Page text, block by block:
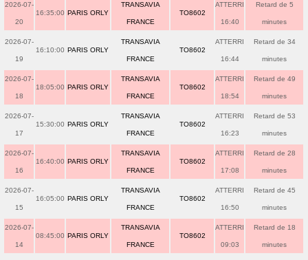
2026-07-
20
16:35:00 PARIS ORLY
TRANSAVIA
FRANCE
TO8602
ATTERRI
16:40
Retard de 5
minutes
2026-07-
19
16:10:00 PARIS ORLY
TRANSAVIA
FRANCE
TO8602
ATTERRI
16:44
Retard de 34
minutes
2026-07-
18
18:05:00 PARIS ORLY
TRANSAVIA
FRANCE
TO8602
ATTERRI
18:54
Retard de 49
minutes
2026-07-
17
15:30:00 PARIS ORLY
TRANSAVIA
FRANCE
TO8602
ATTERRI
16:23
Retard de 53
minutes
2026-07-
16
16:40:00 PARIS ORLY
TRANSAVIA
FRANCE
TO8602
ATTERRI
17:08
Retard de 28
minutes
2026-07-
15
16:05:00 PARIS ORLY
TRANSAVIA
FRANCE
TO8602
ATTERRI
16:50
Retard de 45
minutes
2026-07-
14
08:45:00 PARIS ORLY
TRANSAVIA
FRANCE
TO8602
ATTERRI
09:03
Retard de 18
minutes